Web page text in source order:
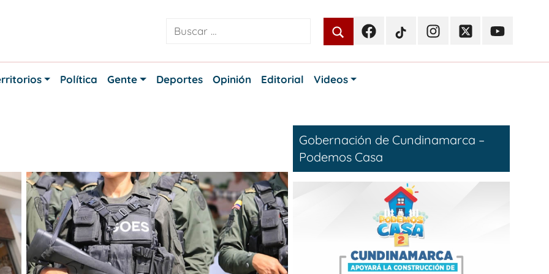
FacebookTikTokInstagramTwitterYoutube
Política Gente Deportes Opinión Editorial Videos
Gobernación de Cundinamarca –
Podemos Casa